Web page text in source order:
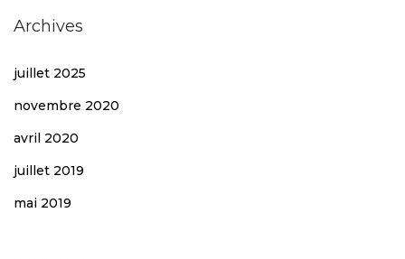
Archives
juillet 2025
novembre 2020
avril 2020
juillet 2019
mai 2019